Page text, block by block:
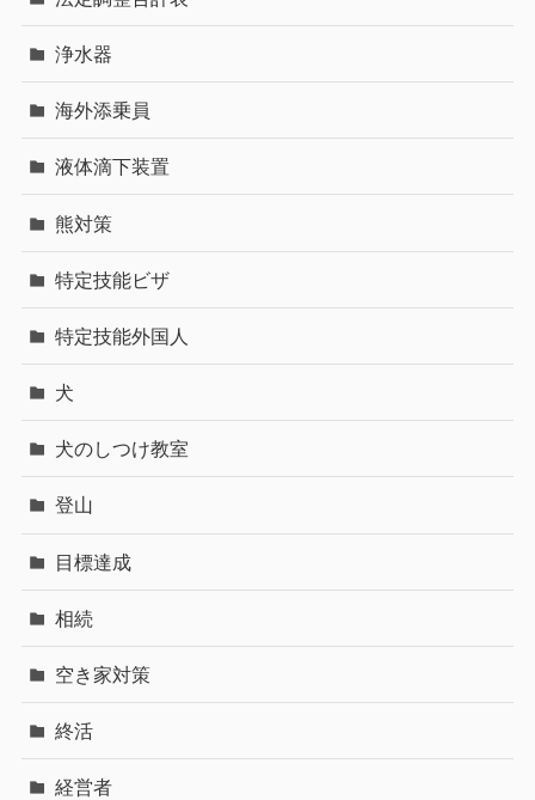
浄水器
海外添乗員
液体滴下装置
熊対策
特定技能ビザ
特定技能外国人
犬
犬のしつけ教室
登山
目標達成
相続
空き家対策
終活
経営者